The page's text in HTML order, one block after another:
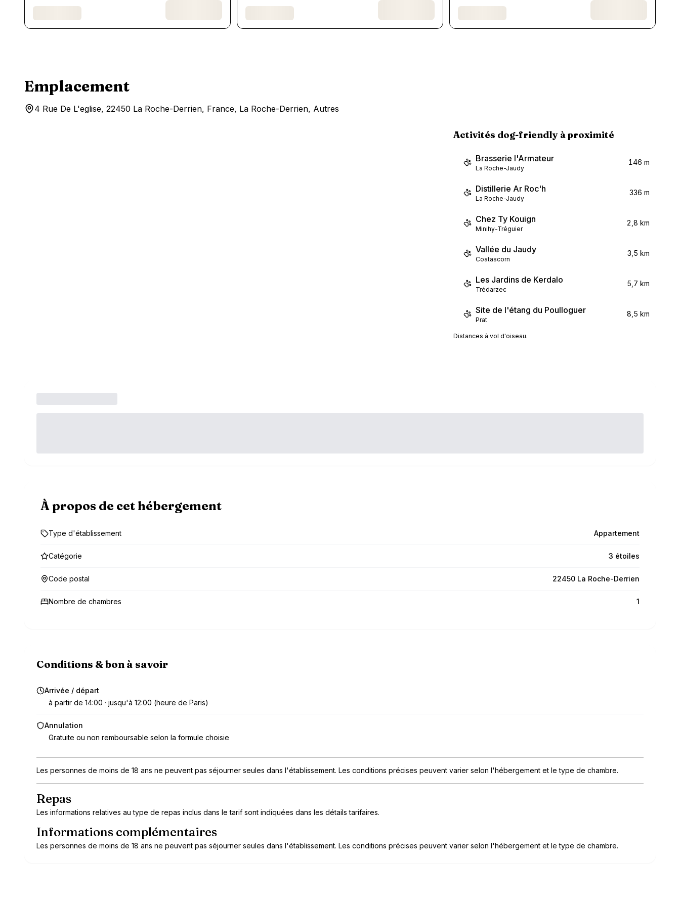
Emplacement
4 Rue De L'eglise, 22450 La Roche-Derrien, France, La Roche-Derrien, Autres
Activités dog-friendly à proximité
Brasserie l'Armateur
La Roche-Jaudy
146 m
Distillerie Ar Roc'h
La Roche-Jaudy
336 m
Chez Ty Kouign
Minihy-Tréguier
2,8 km
Vallée du Jaudy
Coatascorn
3,5 km
Les Jardins de Kerdalo
Trédarzec
5,7 km
Site de l'étang du Poulloguer
Prat
8,5 km
Distances à vol d'oiseau.
À propos de cet hébergement
Type d'établissement Appartement
Catégorie 3 étoiles
Code postal 22450 La Roche-Derrien
Nombre de chambres 1
Conditions & bon à savoir
Arrivée / départ
à partir de 14:00 · jusqu'à 12:00 (heure de Paris)
Annulation
Gratuite ou non remboursable selon la formule choisie
Les personnes de moins de 18 ans ne peuvent pas séjourner seules dans l'établissement. Les conditions précises peuvent varier selon l'hébergement et le type de chambre.
Repas
Les informations relatives au type de repas inclus dans le tarif sont indiquées dans les détails tarifaires.
Informations complémentaires
Les personnes de moins de 18 ans ne peuvent pas séjourner seules dans l'établissement. Les conditions précises peuvent varier selon l'hébergement et le type de chambre.